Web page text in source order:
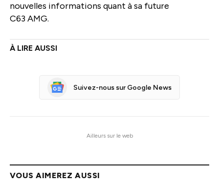
nouvelles informations quant à sa future
C63 AMG.
Suivez-nous sur Google News
Ailleurs sur le web
VOUS AIMEREZ AUSSI